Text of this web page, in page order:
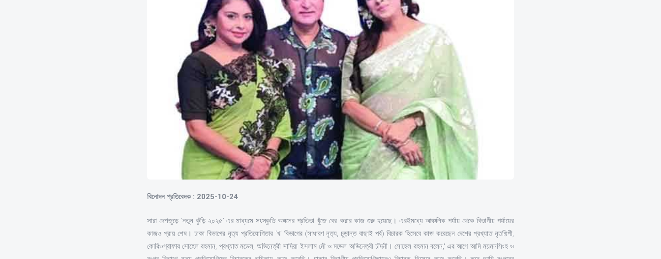
বিনোদন প্রতিবেদক : 2025-10-24
সারা দেশজুড়ে ‘নতুন কুঁড়ি ২০২৫’-এর মাধ্যমে সংস্কৃতি অঙ্গনের প্রতিভা খুঁজে বের করার কাজ শুরু হয়েছে। এরইমধ্যে আঞ্চলিক পর্যায় থেকে বিভাগীয় পর্যায়ের
কাজও প্রায় শেষ। ঢাকা বিভাগের নৃত্য প্রতিযোগিতার ‘খ’ বিভাগের (সাধারণ নৃত্য, চুড়ান্ত বাছাই পর্ব) বিচারক হিসেবে কাজ করেছেন দেশের প্রখ্যাত নৃতশিল্পী,
কোরিওগ্রাফার সোহেল রহমান, প্রখ্যাত মডেল, অভিনেত্রী সাদিয়া ইসলাম মৌ ও মডেল অভিনেত্রী চাঁদনী। সোহেল রহমান বলেন,‘ এর আগে আমি ময়মনসিংহ ও